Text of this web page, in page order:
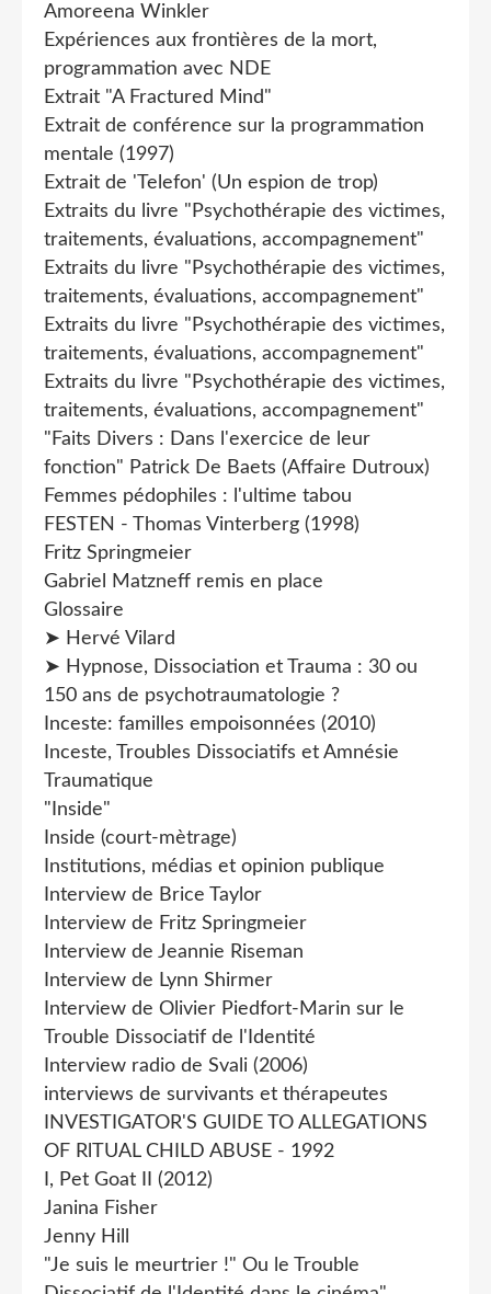
Amoreena Winkler
Expériences aux frontières de la mort,
programmation avec NDE
Extrait "A Fractured Mind"
Extrait de conférence sur la programmation
mentale (1997)
Extrait de 'Telefon' (Un espion de trop)
Extraits du livre "Psychothérapie des victimes,
traitements, évaluations, accompagnement"
Extraits du livre "Psychothérapie des victimes,
traitements, évaluations, accompagnement"
Extraits du livre "Psychothérapie des victimes,
traitements, évaluations, accompagnement"
Extraits du livre "Psychothérapie des victimes,
traitements, évaluations, accompagnement"
"Faits Divers : Dans l'exercice de leur
fonction" Patrick De Baets (Affaire Dutroux)
Femmes pédophiles : l'ultime tabou
FESTEN - Thomas Vinterberg (1998)
Fritz Springmeier
Gabriel Matzneff remis en place
Glossaire
➤ Hervé Vilard
➤ Hypnose, Dissociation et Trauma : 30 ou
150 ans de psychotraumatologie ?
Inceste: familles empoisonnées (2010)
Inceste, Troubles Dissociatifs et Amnésie
Traumatique
"Inside"
Inside (court-mètrage)
Institutions, médias et opinion publique
Interview de Brice Taylor
Interview de Fritz Springmeier
Interview de Jeannie Riseman
Interview de Lynn Shirmer
Interview de Olivier Piedfort-Marin sur le
Trouble Dissociatif de l'Identité
Interview radio de Svali (2006)
interviews de survivants et thérapeutes
INVESTIGATOR'S GUIDE TO ALLEGATIONS
OF RlTUAL CHILD ABUSE - 1992
I, Pet Goat II (2012)
Janina Fisher
Jenny Hill
"Je suis le meurtrier !" Ou le Trouble